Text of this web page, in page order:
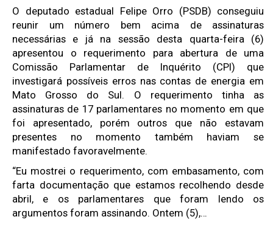
O deputado estadual Felipe Orro (PSDB) conseguiu
reunir um número bem acima de assinaturas
necessárias e já na sessão desta quarta-feira (6)
apresentou o requerimento para abertura de uma
Comissão Parlamentar de Inquérito (CPI) que
investigará possíveis erros nas contas de energia em
Mato Grosso do Sul. O requerimento tinha as
assinaturas de 17 parlamentares no momento em que
foi apresentado, porém outros que não estavam
presentes no momento também haviam se
manifestado favoravelmente.
“Eu mostrei o requerimento, com embasamento, com
farta documentação que estamos recolhendo desde
abril, e os parlamentares que foram lendo os
argumentos foram assinando. Ontem (5),…